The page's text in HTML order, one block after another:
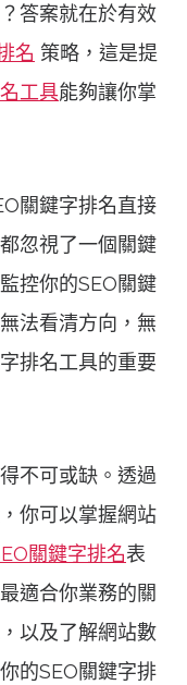
答案就在於有效
名 策略，這是提
工具能夠讓你掌
關鍵字排名直接
忽視了一個關鍵
控你的SEO關鍵
法看清方向，無
排名工具的重要
不可或缺。透過
你可以掌握網站
關鍵字排名表
適合你業務的關
以及了解網站數
的SEO關鍵字排